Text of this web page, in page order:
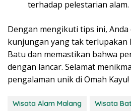
terhadap pelestarian alam.
Dengan mengikuti tips ini,
kunjungan yang tak terlupakan
Batu dan memastikan bahwa
dengan lancar. Selamat
pengalaman unik di Omah Kayu!
Wisata Alam Malang Wisata